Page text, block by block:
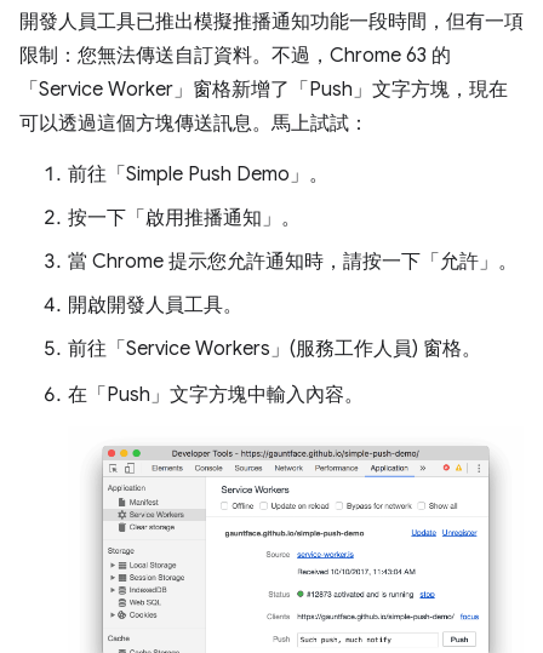
開發人員工具已推出模擬推播通知功能一段時間，但有一項
限制：您無法傳送自訂資料。不過，Chrome 63 的
「Service Worker」窗格新增了「Push」 文字方塊，現在
可以透過這個方塊傳送訊息。 馬上試試：
前往「Simple Push Demo」 。
按一下「啟用推播通知」 。
當 Chrome 提示您允許通知時，請按一下「允許」 。
開啟開發人員工具。
前往「Service Workers」(服務工作人員) 窗格。
在「Push」 文字方塊中輸入內容。